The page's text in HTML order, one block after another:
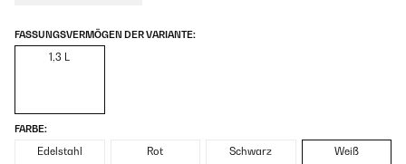
FASSUNGSVERMÖGEN DER VARIANTE:
1,3 L
FARBE:
Edelstahl Rot Schwarz Weiß